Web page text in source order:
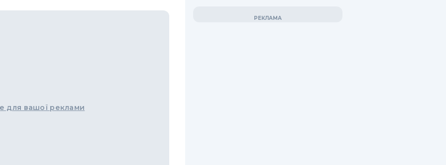
для вашої реклами